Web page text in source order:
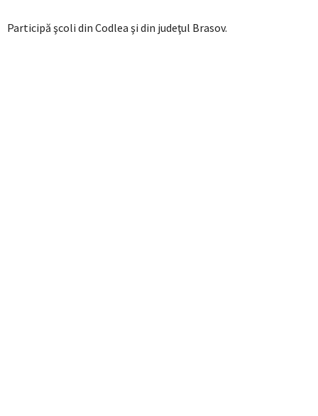
Participă şcoli din Codlea şi din judeţul Brasov.